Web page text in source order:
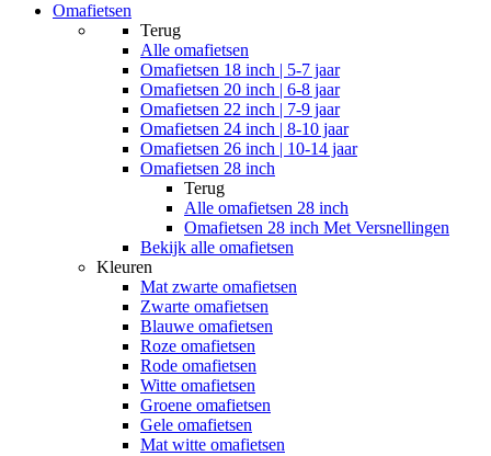
Omafietsen
Terug
Alle omafietsen
Omafietsen 18 inch | 5-7 jaar
Omafietsen 20 inch | 6-8 jaar
Omafietsen 22 inch | 7-9 jaar
Omafietsen 24 inch | 8-10 jaar
Omafietsen 26 inch | 10-14 jaar
Omafietsen 28 inch
Terug
Alle omafietsen 28 inch
Omafietsen 28 inch Met Versnellingen
Bekijk alle omafietsen
Kleuren
Mat zwarte omafietsen
Zwarte omafietsen
Blauwe omafietsen
Roze omafietsen
Rode omafietsen
Witte omafietsen
Groene omafietsen
Gele omafietsen
Mat witte omafietsen